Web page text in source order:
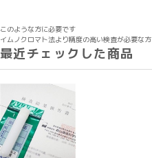
このような方に必要です
イムノクロマト法より精度の高い検査が必要な方
最近チェックした商品